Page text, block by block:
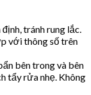
tránh rung lắc.
với thông số trên
bên trong và bên
tẩy rửa nhẹ. Không